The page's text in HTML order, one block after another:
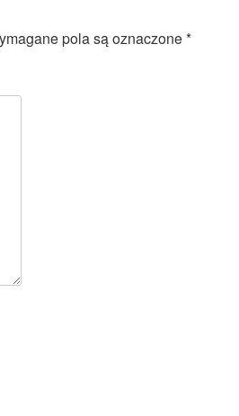
pola są oznaczone*